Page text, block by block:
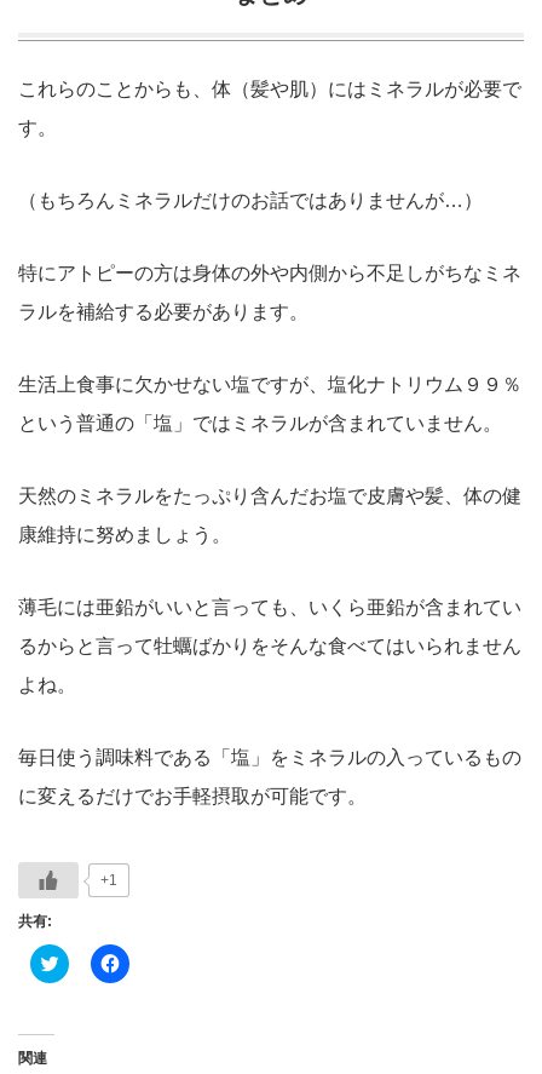
これらのことからも、体（髪や肌）にはミネラルが必要で
す。
（もちろんミネラルだけのお話ではありませんが…）
特にアトピーの方は身体の外や内側から不足しがちなミネ
ラルを補給する必要があります。
生活上食事に欠かせない塩ですが、塩化ナトリウム９９％
という普通の「塩」ではミネラルが含まれていません。
天然のミネラルをたっぷり含んだお塩で皮膚や髪、体の健
康維持に努めましょう。
薄毛には亜鉛がいいと言っても、いくら亜鉛が含まれてい
るからと言って牡蠣ばかりをそんな食べてはいられません
よね。
毎日使う調味料である「塩」をミネラルの入っているもの
に変えるだけでお手軽摂取が可能です。
+1
共有:
ク
リ
Facebook
で
関連